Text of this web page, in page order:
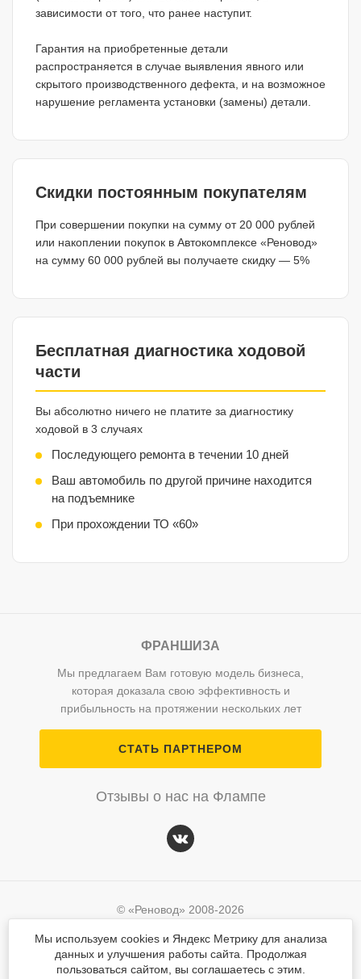
зависимости от того, что ранее наступит.
Гарантия на приобретенные детали
распространяется в случае выявления явного или
скрытого производственного дефекта, и на возможное
нарушение регламента установки (замены) детали.
Скидки постоянным покупателям
При совершении покупки на сумму от 20 000 рублей
или накоплении покупок в Автокомплексе «Реновод»
на сумму 60 000 рублей вы получаете скидку — 5%
Бесплатная диагностика ходовой
части
Вы абсолютно ничего не платите за диагностику
ходовой в 3 случаях
Последующего ремонта в течении 10 дней
Ваш автомобиль по другой причине находится
на подъемнике
При прохождении ТО «60»
ФРАНШИЗА
Мы предлагаем Вам готовую модель бизнеса,
которая доказала свою эффективность и
прибыльность на протяжении нескольких лет
СТАТЬ ПАРТНЕРОМ
Отзывы о нас на Флампе
© «Реновод» 2008-2026
Политика персональных данных
Согласие на обработку персональных данных
© «Реновод» 2008-2026
Мы используем cookies и Яндекс Метрику для анализа
данных и улучшения работы сайта. Продолжая
пользоваться сайтом, вы соглашаетесь с этим.